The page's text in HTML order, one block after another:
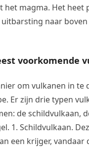
het magma. Het heet
naar
voorkomende
om vulkanen in te
Er zijn drie typen
de schildvulkaan,
1. Schildvulkaan.
een krijger, vandaar